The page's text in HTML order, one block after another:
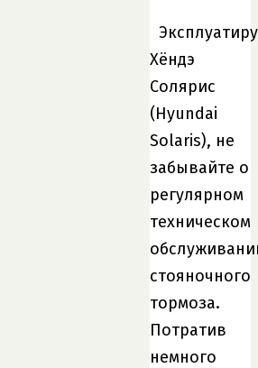
Хёндэ
Солярис
(Hyundai
Solaris), не
забывайте о
регулярном
техническом
стояночного
тормоза.
Потратив
немного